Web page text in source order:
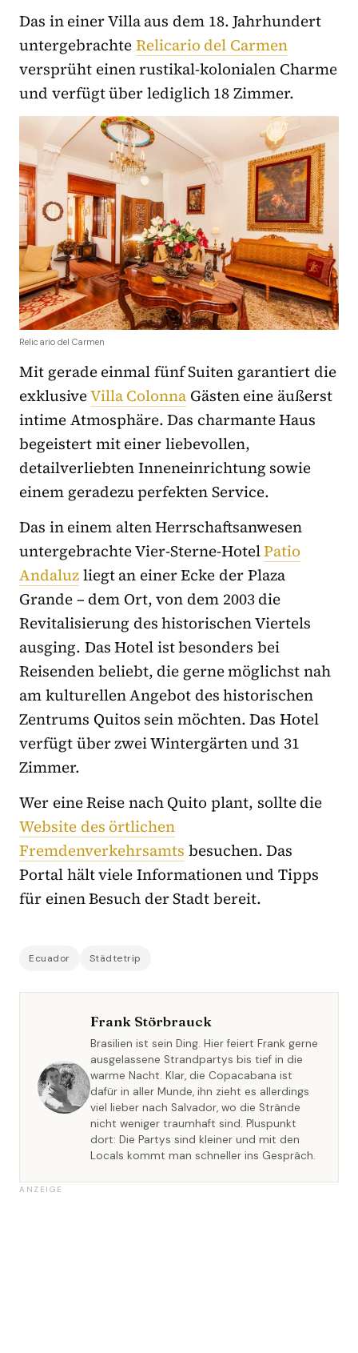
Das in einer Villa aus dem 18. Jahrhundert
untergebrachteRelicario del Carmen
versprüht einen rustikal-kolonialen Charme
und verfügt über lediglich 18 Zimmer.
Relicario del Carmen
Mit gerade einmal fünf Suiten garantiert die
exklusiveVilla Colonna Gästen eine äußerst
intime Atmosphäre. Das charmante Haus
begeistert mit einer liebevollen,
detailverliebten Inneneinrichtung sowie
einem geradezu perfekten Service.
Das in einem alten Herrschaftsanwesen
untergebrachte Vier-Sterne-HotelPatio
Andaluzliegt an einer Ecke der Plaza
Grande – dem Ort, von dem 2003 die
Revitalisierung des historischen Viertels
ausging. Das Hotel ist besonders bei
Reisenden beliebt, die gerne möglichst nah
am kulturellen Angebot des historischen
Zentrums Quitos sein möchten. Das Hotel
verfügt über zwei Wintergärten und 31
Zimmer.
Wer eine Reise nach Quito plant, sollte die
Website des örtlichen
Fremdenverkehrsamts besuchen. Das
Portal hält viele Informationen und Tipps
für einen Besuch der Stadt bereit.
Ecuador Städtetrip
Frank Störbrauck
Brasilien ist sein Ding. Hier feiert Frank gerne
ausgelassene Strandpartys bis tief in die
warme Nacht. Klar, die Copacabana ist
dafür in aller Munde, ihn zieht es allerdings
viel lieber nach Salvador, wo die Strände
nicht weniger traumhaft sind. Pluspunkt
dort: Die Partys sind kleiner und mit den
Locals kommt man schneller ins Gespräch.
ANZEIGE